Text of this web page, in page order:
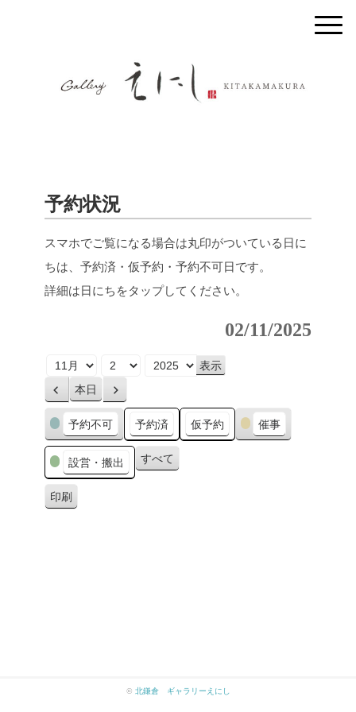
予約状況
スマホでご覧になる場合は丸印がついている日に
ちは、予約済・仮予約・予約不可日です。
詳細は日にちをタップしてください。
02/11/2025
月
日
年
前
へ
本日
次
へ
カ
テ
ゴ
リ
ー
予約不可 予約済 仮予約 催事
設営・搬出 すべて
印刷
© 北鎌倉 ギャラリーえにし